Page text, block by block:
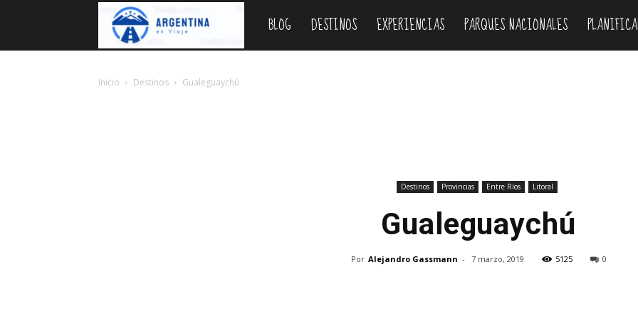
Argentina
BLOG DESTINOS EXPERIENCIAS PARQUES NACIONALES
Inicio Destinos Gualeguaychú
Destinos Provincias Entre Ríos Litoral
Gualeguaychú
Por Alejandro Gassmann - 7 marzo, 2019 5125 0